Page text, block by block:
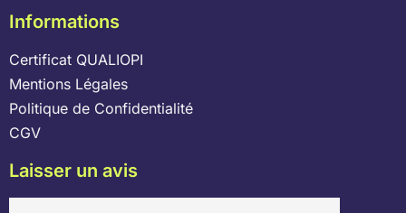
Informations
Certificat QUALIOPI
Mentions Légales
Politique de Confidentialité
CGV
Laisser un avis